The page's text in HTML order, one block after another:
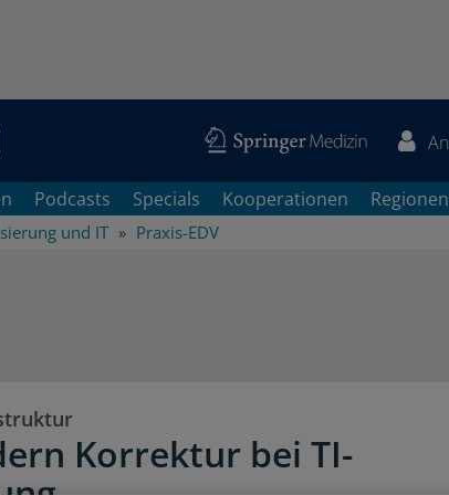
Podcasts Specials Kooperationen Regionen
und IT Praxis-EDV
Korrektur bei TI-